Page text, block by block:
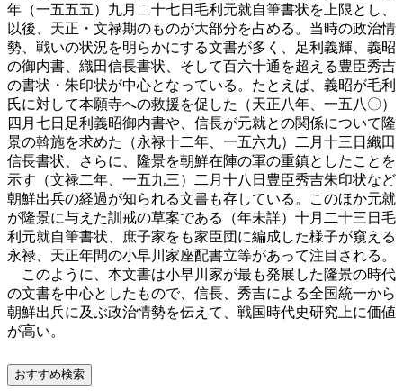
年（一五五五）九月二十七日毛利元就自筆書状を上限とし、
以後、天正・文禄期のものが大部分を占める。当時の政治情
勢、戦いの状況を明らかにする文書が多く、足利義輝、義昭
の御内書、織田信長書状、そして百六十通を超える豊臣秀吉
の書状・朱印状が中心となっている。たとえば、義昭が毛利
氏に対して本願寺への救援を促した（天正八年、一五八〇）
四月七日足利義昭御内書や、信長が元就との関係について隆
景の斡施を求めた（永禄十二年、一五六九）二月十三日織田
信長書状、さらに、隆景を朝鮮在陣の軍の重鎮としたことを
示す（文禄二年、一五九三）二月十八日豊臣秀吉朱印状など
朝鮮出兵の経過が知られる文書も存している。このほか元就
が隆景に与えた訓戒の草案である（年未詳）十月二十三日毛
利元就自筆書状、庶子家をも家臣団に編成した様子が窺える
永禄、天正年間の小早川家座配書立等があって注目される。
このように、本文書は小早川家が最も発展した隆景の時代
の文書を中心としたもので、信長、秀吉による全国統一から
朝鮮出兵に及ぶ政治情勢を伝えて、戦国時代史研究上に価値
が高い。
おすすめ検索